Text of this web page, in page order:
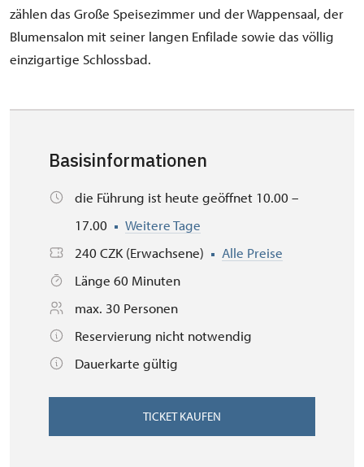
zählen das Große Speisezimmer und der Wappensaal, der
Blumensalon mit seiner langen Enfilade sowie das völlig
einzigartige Schlossbad.
Basisinformationen
die Führung ist heute geöffnet 10.00 –
17.00
Weitere Tage
240 CZK (Erwachsene)
Alle Preise
Länge 60 Minuten
max. 30 Personen
Reservierung nicht notwendig
Dauerkarte gültig
TICKET KAUFEN